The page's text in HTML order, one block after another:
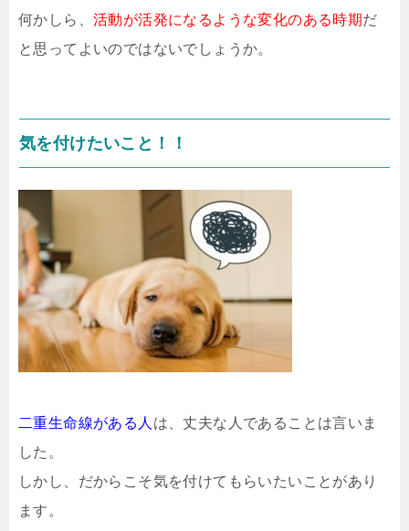
何かしら、 活動が活発になるような変化のある時期だ
と思ってよいのではないでしょうか。
気を付けたいこと！！
二重生命線がある人 は、丈夫な人であることは言いま
した。
しかし、だからこそ気を付けてもらいたいことがあり
ます。